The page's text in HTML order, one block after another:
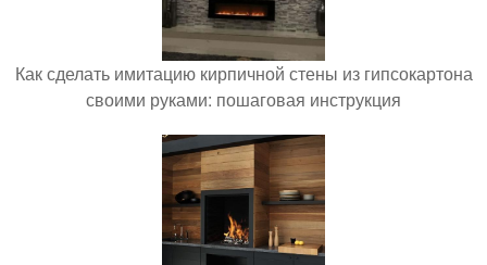
Как сделать имитацию кирпичной стены из гипсокартона
своими руками: пошаговая инструкция